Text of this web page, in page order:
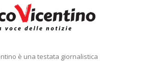
è una testata giornalistica